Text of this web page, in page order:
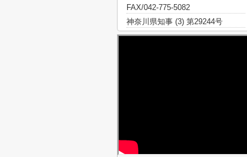
FAX/042-775-5082
神奈川県知事 (3) 第29244号